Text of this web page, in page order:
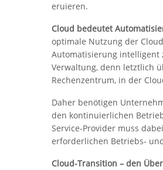
eruieren.
Cloud bedeutet
optimale Nutzung der
Automatisierung intelligent
Verwaltung, denn letztlich
Rechenzentrum, in der
Daher benötigen
den kontinuierlichen
Service-Provider muss
erforderlichen Betriebs-
Cloud-Transition – den